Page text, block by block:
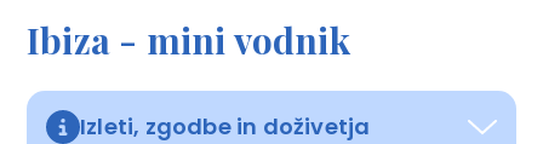
Ibiza - mini vodnik
Izleti, zgodbe in doživetja